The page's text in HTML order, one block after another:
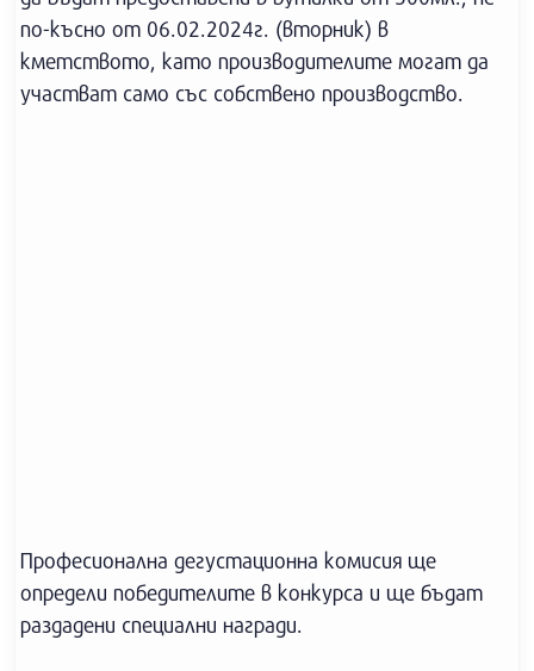
по-късно от 06.02.2024г. (вторник) в
кметството, като производителите могат да
участват само със собствено производство.
Професионална дегустационна комисия ще
определи победителите в конкурса и ще бъдат
раздадени специални награди.